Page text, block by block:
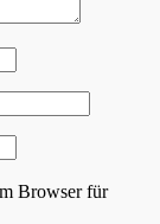
Browser für